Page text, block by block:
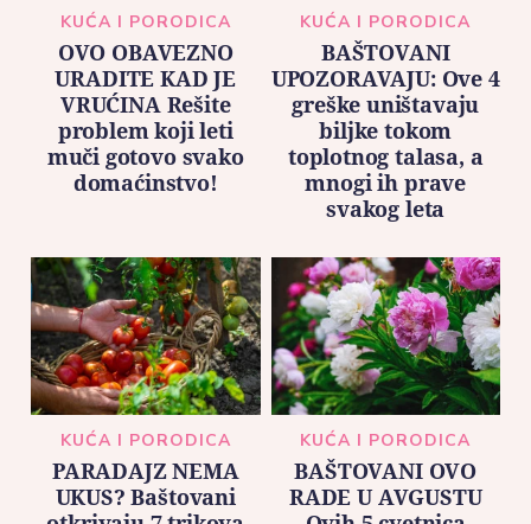
KUĆA I PORODICA
OVO OBAVEZNO
URADITE KAD JE
VRUĆINA Rešite
problem koji leti
muči gotovo svako
domaćinstvo!
KUĆA I PORODICA
BAŠTOVANI
UPOZORAVAJU: Ove 4
greške uništavaju
biljke tokom
toplotnog talasa, a
mnogi ih prave
svakog leta
KUĆA I PORODICA
PARADAJZ NEMA
UKUS? Baštovani
KUĆA I PORODICA
BAŠTOVANI OVO
RADE U AVGUSTU